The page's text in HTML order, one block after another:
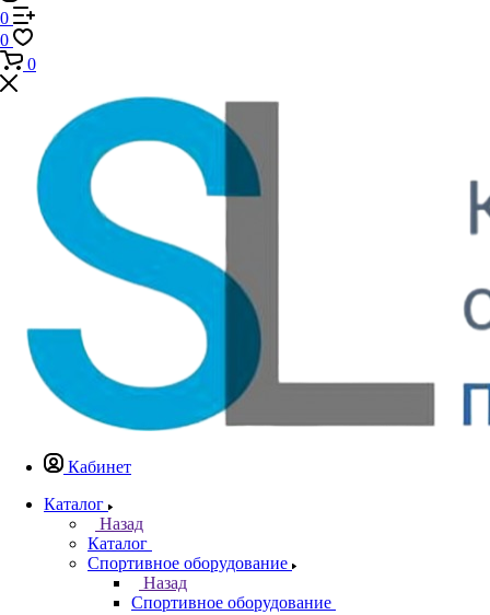
0
0
0
Кабинет
Каталог
Назад
Каталог
Спортивное оборудование
Назад
Спортивное оборудование